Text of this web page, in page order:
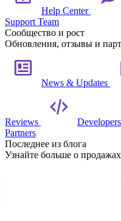
Help Center
Support Team
Сообщество и рост
Обновления, отзывы и
News & Updates
Reviews Developers
Partners
Последнее из блога
Узнайте больше о